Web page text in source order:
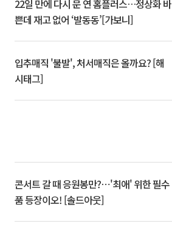
22일 만에 다시 문 연 홈플러스…정상화 바
쁜데 재고 없어 ‘발동동’[가보니]
입추매직 '불발', 처서매직은 올까요? [해
시태그]
콘서트 갈 때 응원봉만?⋯'최애' 위한 필수
품 등장이오! [솔드아웃]